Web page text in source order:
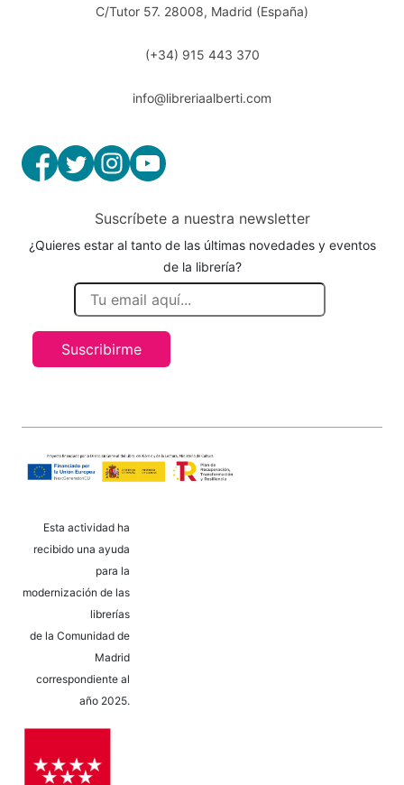
C/Tutor 57. 28008, Madrid (España)
(+34) 915 443 370
info@libreriaalberti.com
Suscríbete a nuestra newsletter
¿Quieres estar al tanto de las últimas novedades y eventos
de la librería?
Suscribirme
Esta actividad ha
recibido una ayuda
para la
modernización de las
librerías
de la Comunidad de
Madrid
correspondiente al
año 2025.